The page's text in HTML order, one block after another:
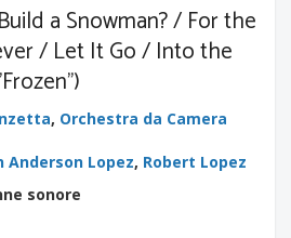
a Snowman? / For the
/ Let It Go / Into the
, Orchestra da Camera
Anderson Lopez, Robert Lopez
sonore